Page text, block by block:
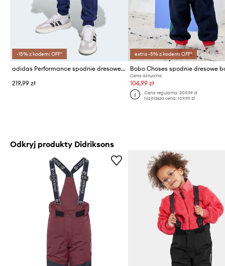
-15% z kodem: OFF*
adidas Performance spodnie dresowe dziecięce
219,99 zł
extra -5% z kodem: OFF*
Cena aktualna:
104,99 zł
Cena regularna: 209,99 zł
Najniższa cena: 109,99 zł
Odkryj produkty Didriksons